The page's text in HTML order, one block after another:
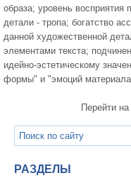
образа; уровень восприятия
детали - тропа; богатство
данной художественной
элементами текста;
идейно-эстетическому
формы" и "эмоций
Перейти
РАЗДЕЛЫ